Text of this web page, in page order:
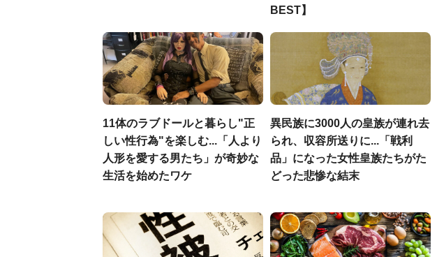
BEST】
11体のラブドールと暮らし"正
しい性行為"を楽しむ...「人より
人形を愛する男たち」が奇妙な
生活を始めたワケ
異民族に3000人の皇族が連れ去
られ、収容所送りに...「戦利
品」になった女性皇族たちがた
どった悲惨な結末